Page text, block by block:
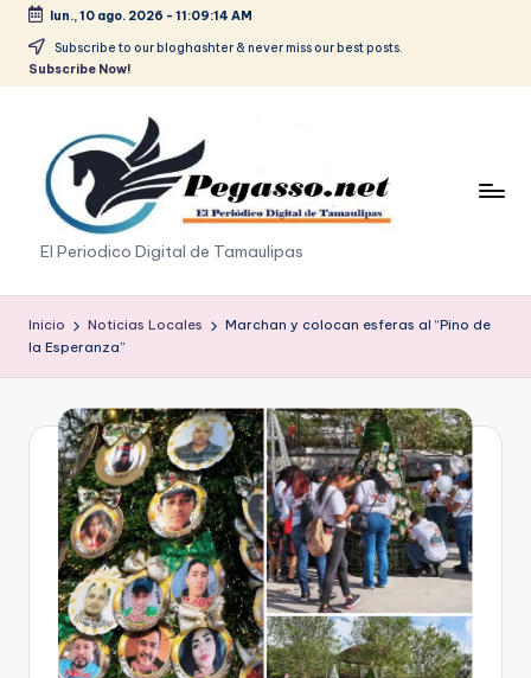
Saltar
lun., 10 ago. 2026 - 11:09:14 AM
Subscribe to our bloghashter & never miss our best posts.
Subscribe Now!
p
e
g
a
o
p
El Periodico Digital de Tamaulipas
Inicio Noticias Locales
Marchan y colocan esferas al “Pino de
la Esperanza”